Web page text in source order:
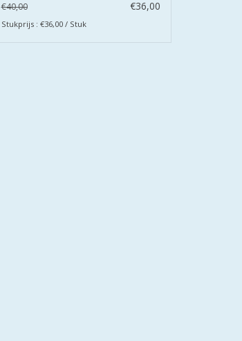
€40,00 €36,00
Stukprijs : €36,00 / Stuk